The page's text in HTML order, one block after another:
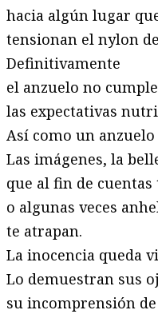
hacia algún lugar
tensionan el nylon
Definitivamente
el anzuelo no cumple
las expectativas
Así como un
Las imágenes, la
que al fin de
o algunas veces
te atrapan.
La inocencia queda
Lo demuestran sus
su incomprensión